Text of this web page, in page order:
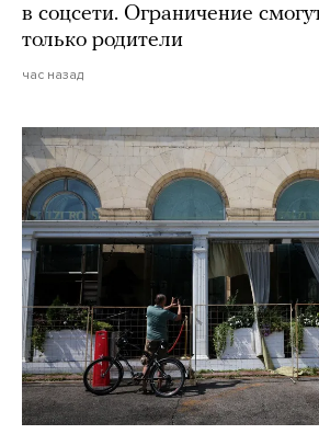
в соцсети. Ограничение
только родители
час назад